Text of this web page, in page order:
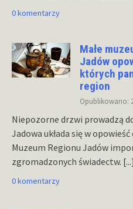
0 komentarzy
Małe
Jadów
których
region
Opublikowano:
Niepozorne drzwi prowadzą
Jadowa układa się w
Muzeum Regionu Jadów
zgromadzonych świadectw. [...]
0 komentarzy